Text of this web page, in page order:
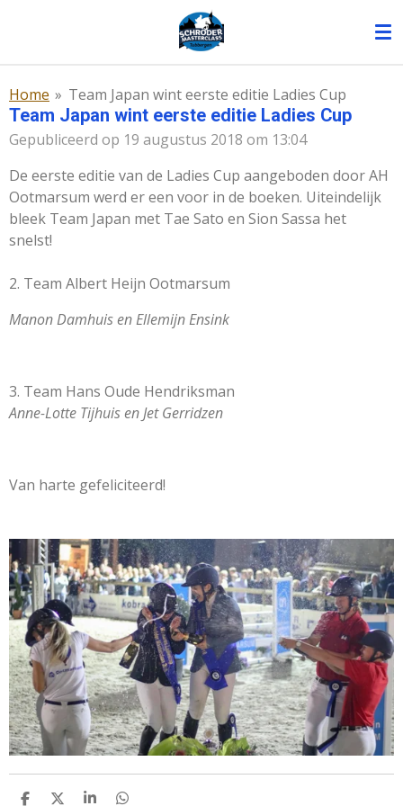
hoofdinhoud
Home » Team Japan wint eerste editie Ladies Cup
Team Japan wint eerste editie Ladies Cup
Gepubliceerd op 19 augustus 2018 om 13:04
De eerste editie van de Ladies Cup aangeboden door AH
Ootmarsum werd er een voor in de boeken. Uiteindelijk
bleek Team Japan met Tae Sato en Sion Sassa het
snelst!
2. Team Albert Heijn Ootmarsum
Manon Damhuis en Ellemijn Ensink
3. Team Hans Oude Hendriksman
Anne-Lotte Tijhuis en Jet Gerridzen
Van harte gefeliciteerd!